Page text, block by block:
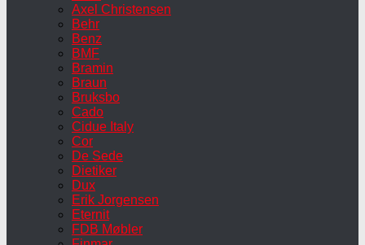
Axel Christensen
Behr
Benz
BMF
Bramin
Braun
Bruksbo
Cado
Cidue Italy
Cor
De Sede
Dietiker
Dux
Erik Jorgensen
Eternit
FDB Møbler